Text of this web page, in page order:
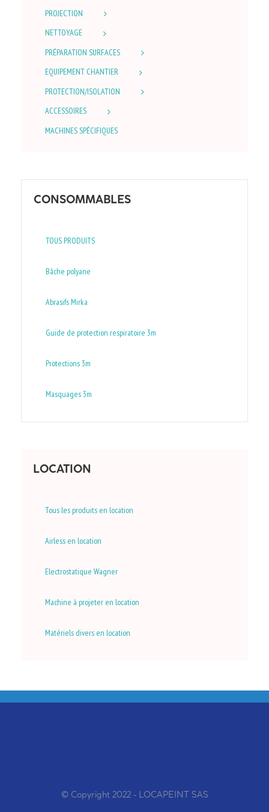
PROJECTION
NETTOYAGE
PRÉPARATION SURFACES
EQUIPEMENT CHANTIER
PROTECTION/ISOLATION
ACCESSOIRES
MACHINES SPÉCIFIQUES
CONSOMMABLES
TOUS PRODUITS
Bâche polyane
Abrasifs Mirka
Guide de protection respiratoire 3m
Protections 3m
Masquages 3m
LOCATION
Tous les produits en location
Airless en location
Electrostatique Wagner
Machine à projeter en location
Matériels divers en location
© Copyright 2022 - LOCAPEINT SAS